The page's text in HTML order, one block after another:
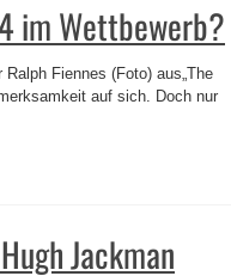
im Wettbewerb?
Fiennes (Foto) aus„The
auf sich. Doch nur
Jackman